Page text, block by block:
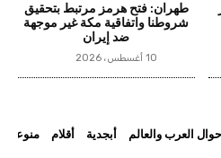
طهران: فتح هرمز مرتبط بتحقيق
شروطنا واتفاقية مكة غير موجهة
ضد إيران
10 أغسطس، 2026